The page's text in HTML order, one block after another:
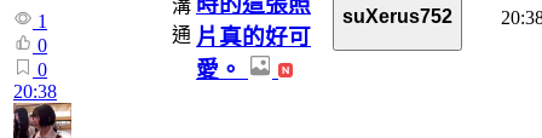
1
0
0
20:38
溝
通 片真的好可
愛。
suXerus752